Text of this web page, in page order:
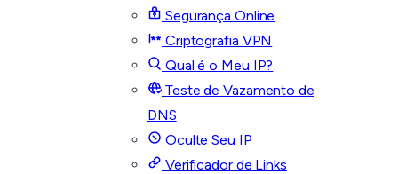
Segurança Online
Criptografia VPN
Qual é o Meu IP?
Teste de Vazamento de
DNS
Oculte Seu IP
Verificador de Links